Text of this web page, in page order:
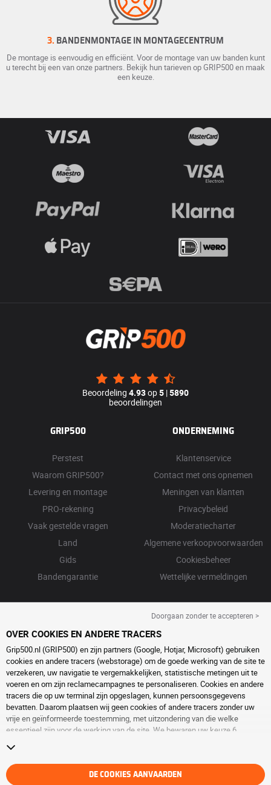
3. BANDENMONTAGE IN MONTAGECENTRUM
De montage is eenvoudig en efficiënt. Voor de montage van uw banden kunt
u terecht bij een van onze partners. Bekijk hun tarieven op GRIP500 en maak
een keuze.
Beoordeling 4.93op5 |5890
beoordelingen
GRIP500
Perstest
Waarom GRIP500?
Levering en montage
PRO-rekening
Vaak gestelde vragen
Land
Gids
Bandengarantie
ONDERNEMING
Klantenservice
Contact met ons opnemen
Meningen van klanten
Privacybeleid
Moderatiecharter
Algemene verkoopvoorwaarden
Cookiesbeheer
Wettelijke vermeldingen
Doorgaan zonder te accepteren >
OVER COOKIES EN ANDERE TRACERS
Grip500.nl (GRIP500) en zijn partners (Google, Hotjar, Microsoft) gebruiken
cookies en andere tracers (webstorage) om de goede werking van de site te
verzekeren, uw navigatie te vergemakkelijken, statistische metingen uit te
voeren en om zijn reclamecampagnes te personaliseren. Cookies en andere
tracers die op uw terminal zijn opgeslagen, kunnen persoonsgegevens
bevatten. Daarom plaatsen wij geen cookies of andere tracers zonder uw
vrije en geïnformeerde toestemming, met uitzondering van die welke
essentieel zijn voor de werking van de site. We bewaren uw keuze 6
pagina over
verder te surfen zonder het deponeren van cookies of andere tracers te
aanvaarden. Weigering verhindert de toegang tot diensten niet GRIP500.
DE COOKIES AANVAARDEN